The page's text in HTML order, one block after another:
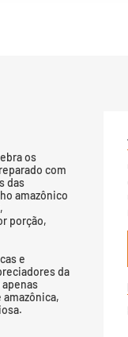
os
com
das
amazônico
porção,
e
da